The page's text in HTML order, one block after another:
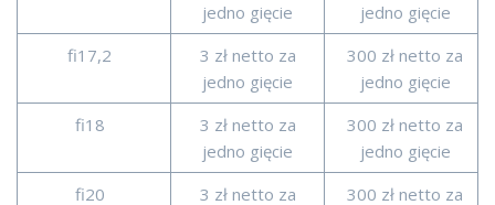
jedno gięcie
jedno gięcie
fi17,2
3 zł netto za
jedno gięcie
300 zł netto za
jedno gięcie
fi18
3 zł netto za
jedno gięcie
300 zł netto za
jedno gięcie
fi20
3 zł netto za
300 zł netto za